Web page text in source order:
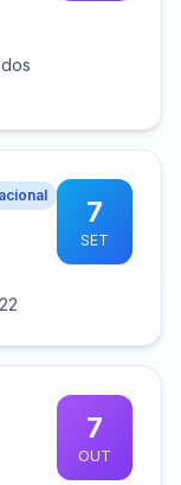
7
SET
7
OUT